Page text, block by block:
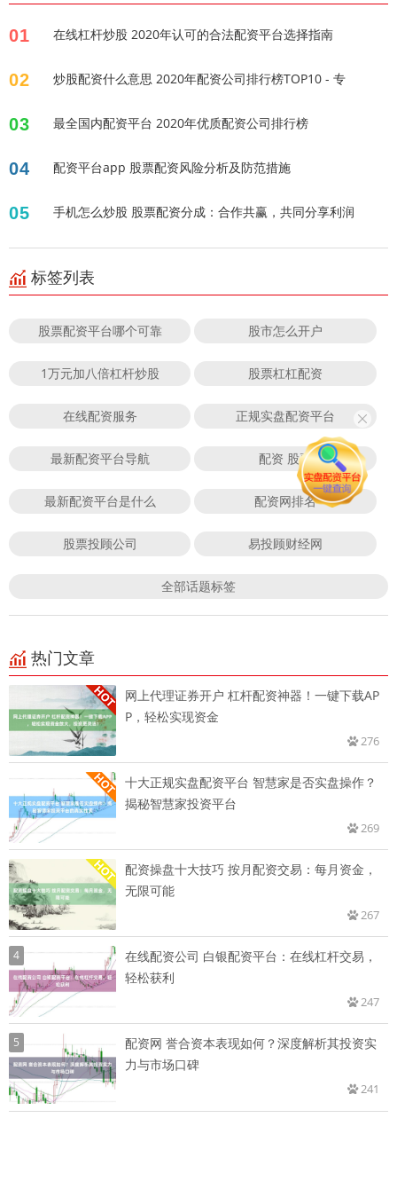
01 在线杠杆炒股 2020年认可的合法配资平台选择指南
02 炒股配资什么意思 2020年配资公司排行榜TOP10 - 专
03 最全国内配资平台 2020年优质配资公司排行榜
04 配资平台app 股票配资风险分析及防范措施
05 手机怎么炒股 股票配资分成：合作共赢，共同分享利润
标签列表
股票配资平台哪个可靠 股市怎么开户
1万元加八倍杠杆炒股 股票杠杠配资
在线配资服务 正规实盘配资平台
最新配资平台导航 配资 股票
最新配资平台是什么 配资网排名
股票投顾公司 易投顾财经网
全部话题标签
热门文章
网上代理证券开户 杠杆配资神器！一键下载AP
P，轻松实现资金
276
十大正规实盘配资平台 智慧家是否实盘操作？
揭秘智慧家投资平台
269
配资操盘十大技巧 按月配资交易：每月资金，
无限可能
267
4
在线配资公司 白银配资平台：在线杠杆交易，
轻松获利
247
5
配资网 誉合资本表现如何？深度解析其投资实
力与市场口碑
241